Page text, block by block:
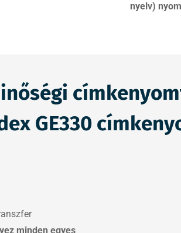
nyelv)
GE330
minden egyes